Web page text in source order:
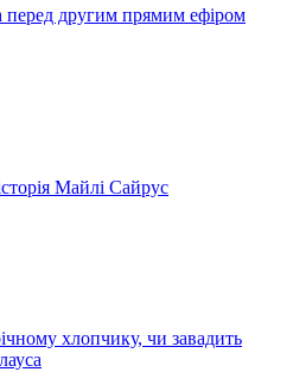
перед другим прямим ефіром
Майлі Сайрус
хлопчику, чи завадить